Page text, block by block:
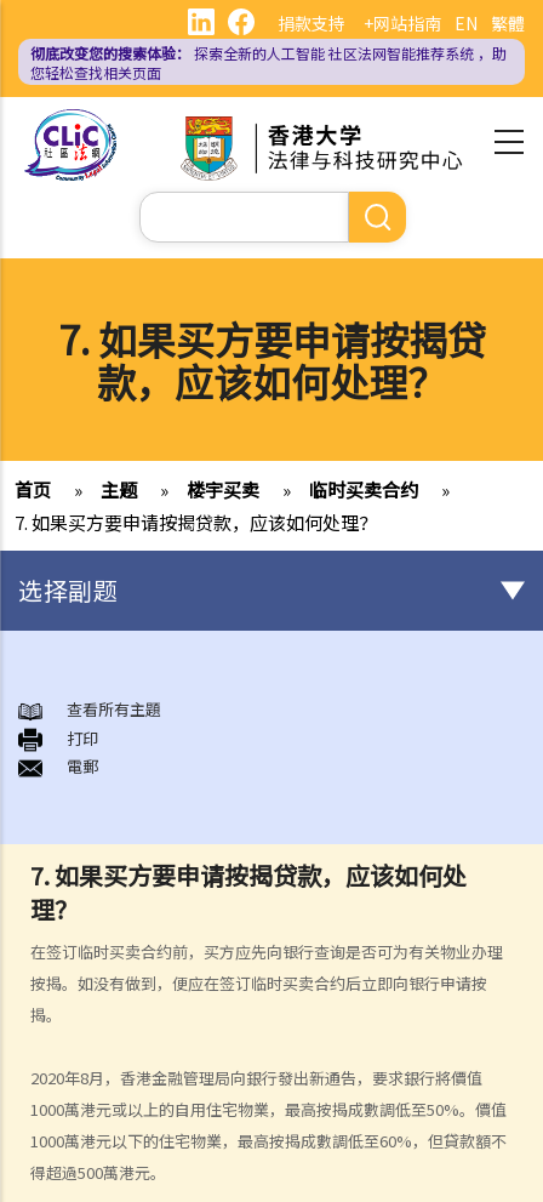
主
EN 繁體
捐款支持 +网站指南
彻底改变您的搜索体验： 探索全新的人工智能社区法网智能推荐系统 ，助
您轻松查找相关页面
搜
索
7. 如果买方要申请按揭贷
款，应该如何处理？
首页 » 主题 » 楼宇买卖 » 临时买卖合约
»
7. 如果买方要申请按揭贷款，应该如何处理？
7. 如果买方要申请按揭贷款，应该如何处
理？
在签订临时买卖合约前，买方应先向银行查询是否可为有关物业办理
按揭。如没有做到，便应在签订临时买卖合约后立即向银行申请按
揭。
2020年8月，香港金融管理局向銀行發出新通告，要求銀行將價值
1000萬港元或以上的自用住宅物業，最高按揭成數調低至50%。價值
1000萬港元以下的住宅物業，最高按揭成數調低至60%，但貸款額不
得超過500萬港元。
选择副题
1. 我在一幢多层大厦内拥有一个单位，我是否持有政府租契？
2. 物业拥有权之形式有几多种类？「全权拥有」、「联权共有」、「分
权共有」有何分别？
4. 我不是物业的登记 / 注册业主（在土地注册处注册的楼契并无写上本
人的姓名），但该物业的全部或部分楼价由我支付。我是否有该物业的
话事权？我可否阻止「注册业主」出售物业？
地产代理服务（连同买卖程序之概述）
1. 我想卖出自己的单位。地产代理可为我提供甚么服务？
2. 作为卖方 / 业主，如果我透过地产代理放售自己的单位，是否一定要
3. 地产代理可否同时为买卖双方服务？
4. 如果地产代理同时代表卖方（即本人）及买方，我可否支付较少的佣
金？
5. 我想买楼。如地产代理介绍楼盘给我，他 / 她应提供甚么服务？我可
查看所有主題
打印
電郵